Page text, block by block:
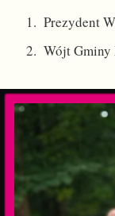
Prezydent
Wójt